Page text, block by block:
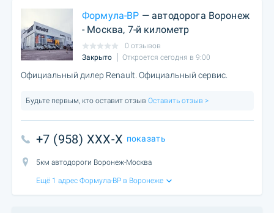
Формула-ВР — автодорога Воронеж
- Москва, 7-й километр
0 отзывов
Закрыто
Откроется сегодня в 9:00
Официальный дилер Renault. Официальный сервис.
Будьте первым, кто оставит отзыв Оставить отзыв >
+7 (958) XXX-X показать
5км автодороги Воронеж-Москва
Ещё 1 адрес Формула-ВР в Воронеже